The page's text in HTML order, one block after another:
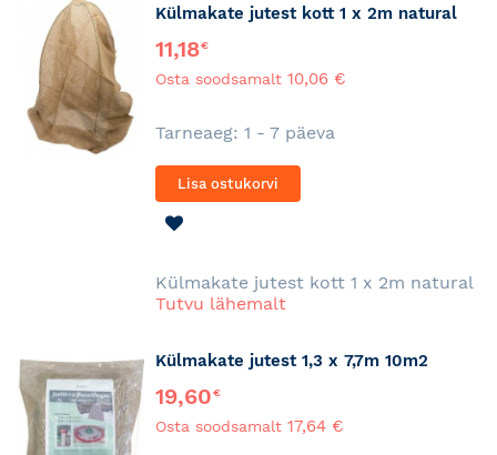
Külmakate jutest kott 1 x 2m natural
11,18€
Osta soodsamalt 10,06 €
Tarneaeg: 1 - 7 päeva
Lisa ostukorvi
Külmakate jutest kott 1 x 2m natural
Tutvu lähemalt
Külmakate jutest 1,3 x 7,7m 10m2
19,60€
Osta soodsamalt 17,64 €